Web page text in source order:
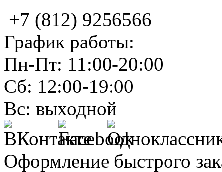
+7 (812) 9256566
График работы:
Пн-Пт: 11:00-20:00
Сб: 12:00-19:00
Вс: выходной
Оформление быстрого